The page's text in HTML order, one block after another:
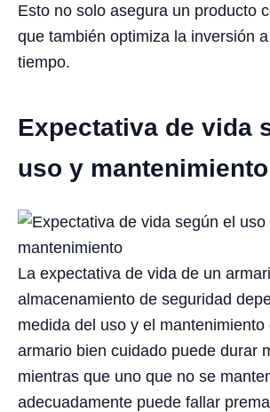
Esto no solo asegura un producto
que también optimiza la inversión
tiempo.
Expectativa de vida
uso y mantenimiento
La expectativa de vida de un
almacenamiento de seguridad
medida del uso y el mantenimiento
armario bien cuidado puede durar
mientras que uno que no se
adecuadamente puede fallar